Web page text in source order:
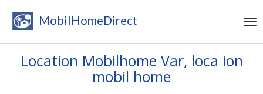
MobilHomeDirect
Location Mobilhome Var, loca ion
mobil home